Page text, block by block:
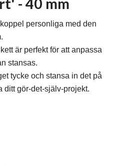
- 40 mm
personliga med den
är perfekt för att anpassa
stansas.
tycke och stansa in det på
ditt gör-det-själv-projekt.